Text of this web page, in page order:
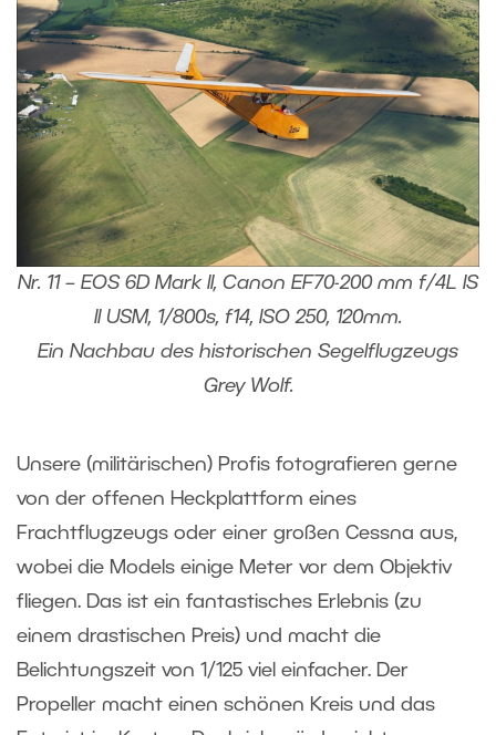
Nr. 11 – EOS 6D Mark II, Canon EF70-200 mm f/4L IS
II USM, 1/800s, f14, ISO 250, 120mm.
Ein Nachbau des historischen Segelflugzeugs
Grey Wolf.
Unsere (militärischen) Profis fotografieren gerne
von der offenen Heckplattform eines
Frachtflugzeugs oder einer großen Cessna aus,
wobei die Models einige Meter vor dem Objektiv
fliegen. Das ist ein fantastisches Erlebnis (zu
einem drastischen Preis) und macht die
Belichtungszeit von 1/125 viel einfacher. Der
Propeller macht einen schönen Kreis und das